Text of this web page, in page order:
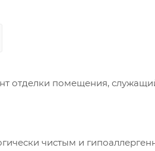
отделки помещения,
чистым и